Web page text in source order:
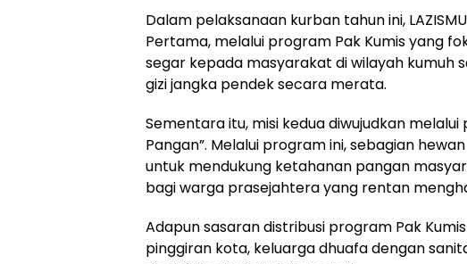
Dalam pelaksanaan kurban tahun ini,
Pertama, melalui program Pak Kumis yang
segar kepada masyarakat di wilayah kumuh
gizi jangka pendek secara merata.
Sementara itu, misi kedua diwujudkan
Pangan”. Melalui program ini, sebagian
untuk mendukung ketahanan pangan
bagi warga prasejahtera yang rentan
Adapun sasaran distribusi program Pak
pinggiran kota, keluarga dhuafa dengan